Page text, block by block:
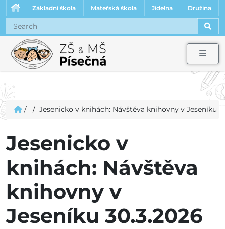
Základní škola Mateřská škola Jídelna Družina
/ / Jesenicko v knihách: Návštěva knihovny v Jeseníku
Jesenicko v
knihách: Návštěva
knihovny v
Jeseníku 30.3.2026